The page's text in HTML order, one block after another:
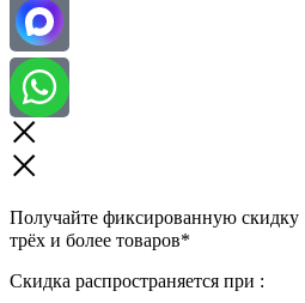
Получайте фиксированную скидку
трёх и более товаров*
Скидка распространяется при :